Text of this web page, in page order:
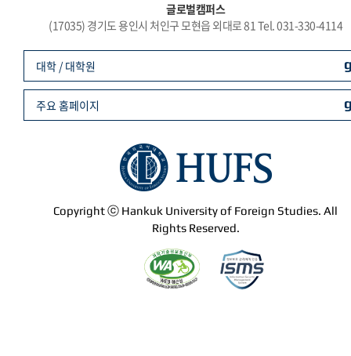
글로벌캠퍼스
(17035) 경기도 용인시 처인구 모현읍 외대로 81 Tel. 031-330-4114
Copyright ⓒ Hankuk University of Foreign Studies. All
Rights Reserved.
대학 / 대학원
주요 홈페이지